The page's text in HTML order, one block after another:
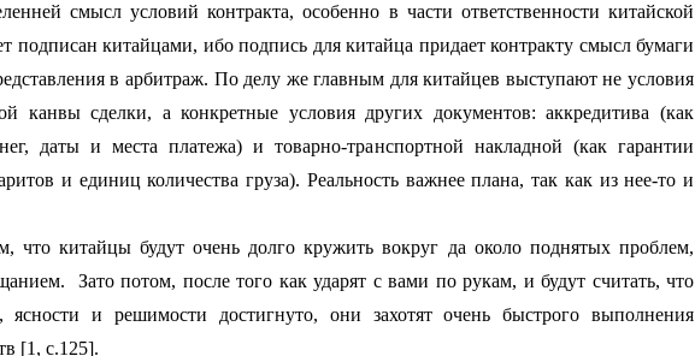
смысл условий контракта, особенно в части ответственности китайской
подписан китайцами, ибо подпись для китайца придает контракту смысл бумаги
в арбитраж. По делу же главным для китайцев выступают не условия
канвы сделки, а конкретные условия других документов: аккредитива (как
даты и места платежа) и товарно-транспортной накладной (как гарантии
и единиц количества груза). Реальность важнее плана, так как из нее-то и
что китайцы будут очень долго кружить вокруг да около поднятых проблем,
Зато потом, после того как ударят с вами по рукам, и будут считать, что
ясности и решимости достигнуто, они захотят очень быстрого выполнения
[1, с.125].